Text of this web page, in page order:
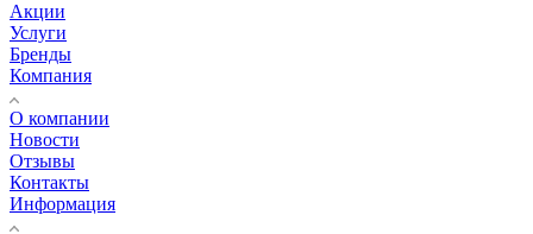
Акции
Услуги
Бренды
Компания
О компании
Новости
Отзывы
Контакты
Информация